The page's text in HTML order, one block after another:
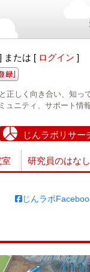
] または [ ログイン ]
正しく向き合い、知っ
ュニティ、サポート情
じんラボリサー
研究員のはなし
じんラボ